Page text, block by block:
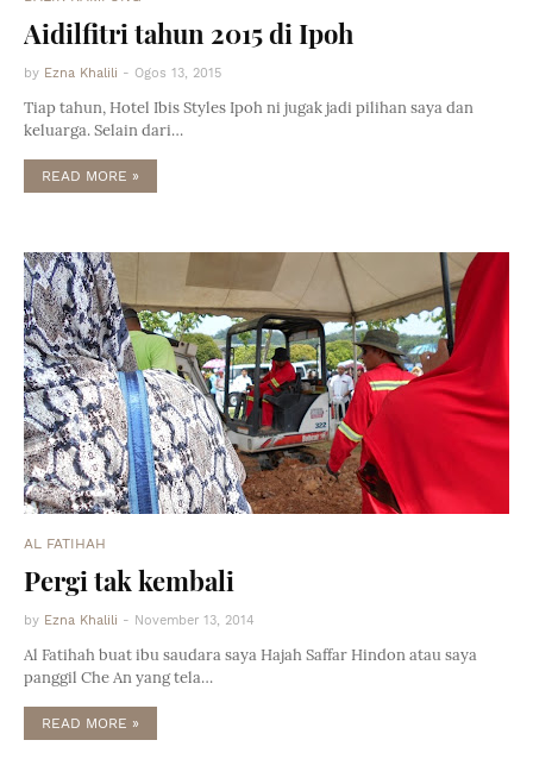
Aidilfitri tahun 2015 di Ipoh
by Ezna Khalili - Ogos 13, 2015
Tiap tahun, Hotel Ibis Styles Ipoh ni jugak jadi pilihan saya dan
keluarga. Selain dari…
READ MORE »
AL FATIHAH
Pergi tak kembali
by Ezna Khalili - November 13, 2014
Al Fatihah buat ibu saudara saya Hajah Saffar Hindon atau saya
panggil Che An yang tela…
READ MORE »